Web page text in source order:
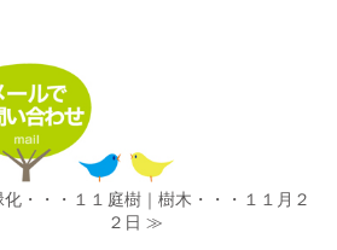
・・・１１ 庭樹｜樹木・・・１１月２
２日 ≫